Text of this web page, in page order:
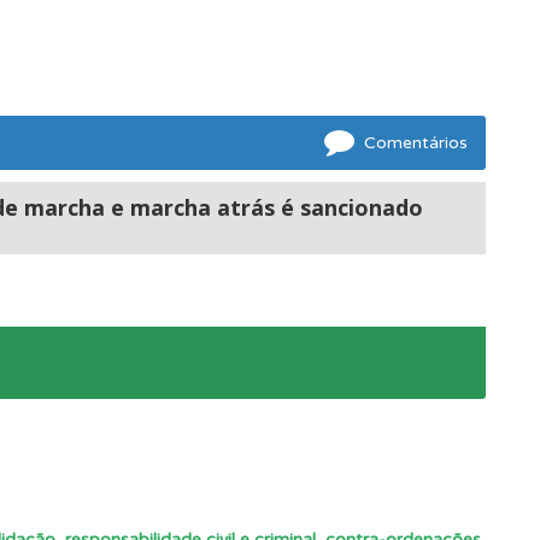
Comentários
marcha e marcha atrás é sancionado